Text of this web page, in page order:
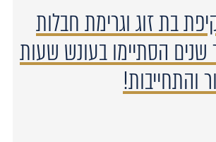
בת זוג וגרימת חבלות
הסתיימו בעונש שעות
והתחייבות!